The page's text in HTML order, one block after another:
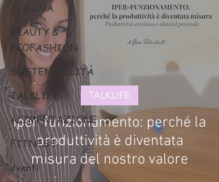
JL ROMA
BEAUTY &
ECOFASHION
SOSTENIBILITÀ
TALKLIFE
ALIMENTAZIONE
FITNESS
eventi
Iper-funzionamento: perché la
produttività è diventata
misura del nostro valore
TALKLIFE